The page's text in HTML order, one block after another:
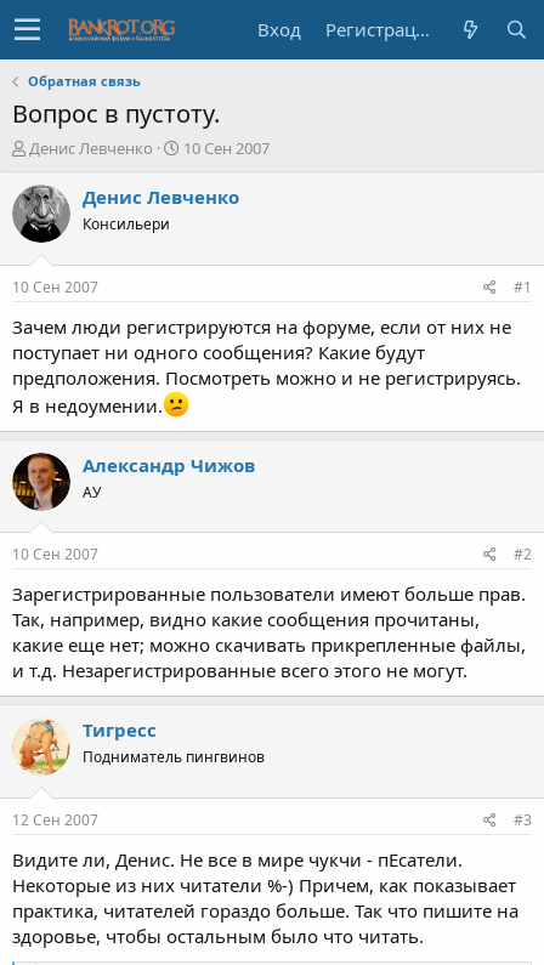
Вход Регистрация
Обратная связь
Вопрос в пустоту.
А
т
о
р
е
м
ы
Денис Левченко
Д
т
л
а
10 Сен 2007
Денис Левченко
Консильери
10 Сен 2007 #1
Зачем люди регистрируются на форуме, если от них не
поступает ни одного сообщения? Какие будут
предположения. Посмотреть можно и не регистрируясь.
Я в недоумении.
Александр Чижов
АУ
10 Сен 2007 #2
Зарегистрированные пользователи имеют больше прав.
Так, например, видно какие сообщения прочитаны,
какие еще нет; можно скачивать прикрепленные файлы,
и т.д. Незарегистрированные всего этого не могут.
Тигресс
Подниматель пингвинов
12 Сен 2007 #3
Видите ли, Денис. Не все в мире чукчи - пЕсатели.
Некоторые из них читатели %-) Причем, как показывает
практика, читателей гораздо больше. Так что пишите на
здоровье, чтобы остальным было что читать.